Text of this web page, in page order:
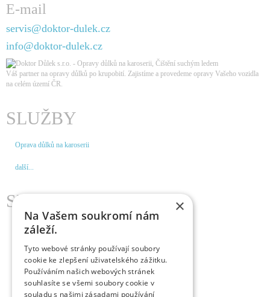
E-mail
servis@doktor-dulek.cz
info@doktor-dulek.cz
Váš partner na opravy důlků po krupobití. Zajistíme a provedeme opravy Vašeho vozidla
na celém území ČR
SLUŽBY
Oprava důlků na karoserii
další...
SERVISY
Praha
Hradec Králové
Brno
České Budějovice
×
Na Vašem soukromí nám
záleží.
Tyto webové stránky používají soubory
cookie ke zlepšení uživatelského zážitku.
Používáním našich webových stránek
souhlasíte se všemi soubory cookie v
souladu s našimi zásadami používání